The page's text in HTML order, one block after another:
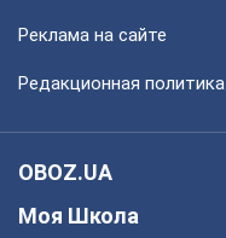
Реклама на сайте
Редакционная политика
OBOZ.UA
Моя Школа